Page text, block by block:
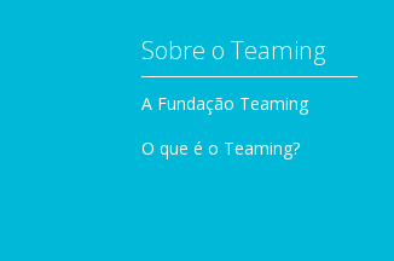
Sobre o Teaming
A Fundação Teaming
O que é o Teaming?